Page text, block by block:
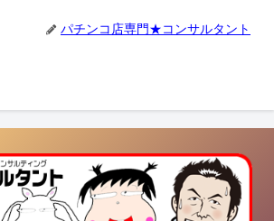
パチンコ店専門★コンサルタント